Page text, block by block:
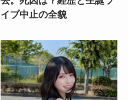
イブ中止の全貌